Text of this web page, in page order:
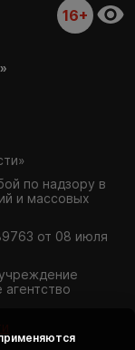
16+
по надзору в
и массовых
от 08 июля